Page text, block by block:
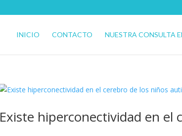
INICIO CONTACTO NUESTRA CONSULTA
Existe hiperconectividad en el